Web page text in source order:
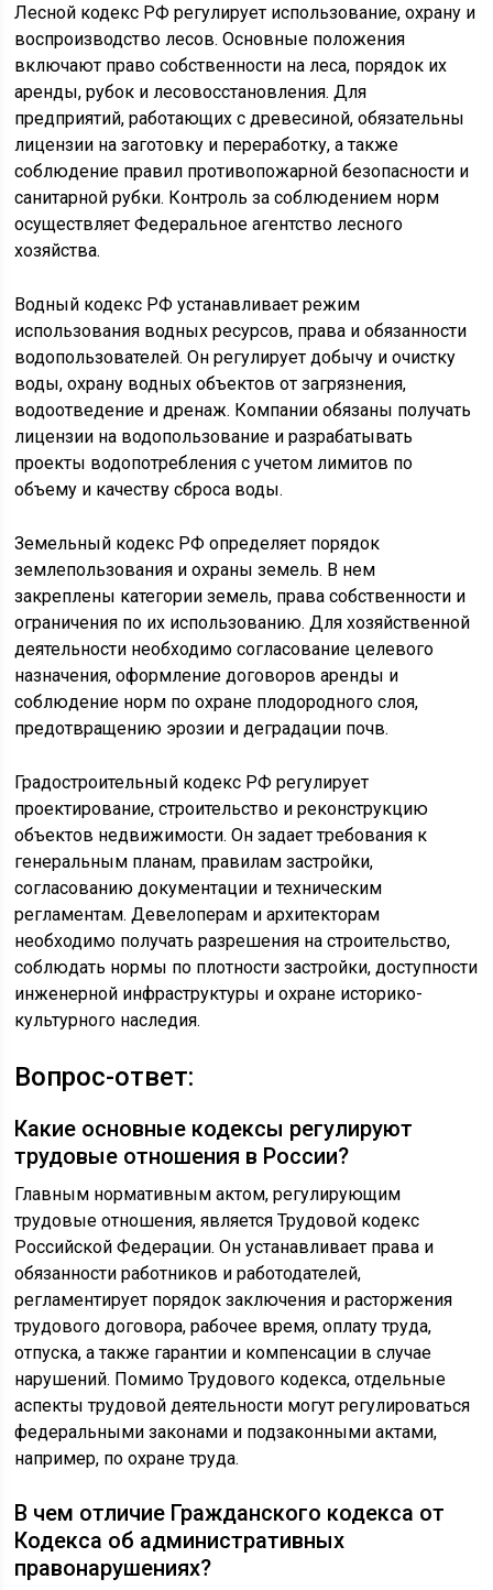
Лесной кодекс РФ регулирует использование, охрану и
воспроизводство лесов. Основные положения
включают право собственности на леса, порядок их
аренды, рубок и лесовосстановления. Для
предприятий, работающих с древесиной, обязательны
лицензии на заготовку и переработку, а также
соблюдение правил противопожарной безопасности и
санитарной рубки. Контроль за соблюдением норм
осуществляет Федеральное агентство лесного
хозяйства.
Водный кодекс РФ устанавливает режим
использования водных ресурсов, права и обязанности
водопользователей. Он регулирует добычу и очистку
воды, охрану водных объектов от загрязнения,
водоотведение и дренаж. Компании обязаны получать
лицензии на водопользование и разрабатывать
проекты водопотребления с учетом лимитов по
объему и качеству сброса воды.
Земельный кодекс РФ определяет порядок
землепользования и охраны земель. В нем
закреплены категории земель, права собственности и
ограничения по их использованию. Для хозяйственной
деятельности необходимо согласование целевого
назначения, оформление договоров аренды и
соблюдение норм по охране плодородного слоя,
предотвращению эрозии и деградации почв.
Градостроительный кодекс РФ регулирует
проектирование, строительство и реконструкцию
объектов недвижимости. Он задает требования к
генеральным планам, правилам застройки,
согласованию документации и техническим
регламентам. Девелоперам и архитекторам
необходимо получать разрешения на строительство,
соблюдать нормы по плотности застройки, доступности
инженерной инфраструктуры и охране историко-
культурного наследия.
Вопрос-ответ:
Какие основные кодексы регулируют
трудовые отношения в России?
Главным нормативным актом, регулирующим
трудовые отношения, является Трудовой кодекс
Российской Федерации. Он устанавливает права и
обязанности работников и работодателей,
регламентирует порядок заключения и расторжения
трудового договора, рабочее время, оплату труда,
отпуска, а также гарантии и компенсации в случае
нарушений. Помимо Трудового кодекса, отдельные
аспекты трудовой деятельности могут регулироваться
федеральными законами и подзаконными актами,
например, по охране труда.
В чем отличие Гражданского кодекса от
Кодекса об административных
правонарушениях?